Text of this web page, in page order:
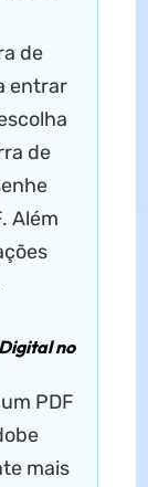
de
entrar
de
Além
no
PDF
mais